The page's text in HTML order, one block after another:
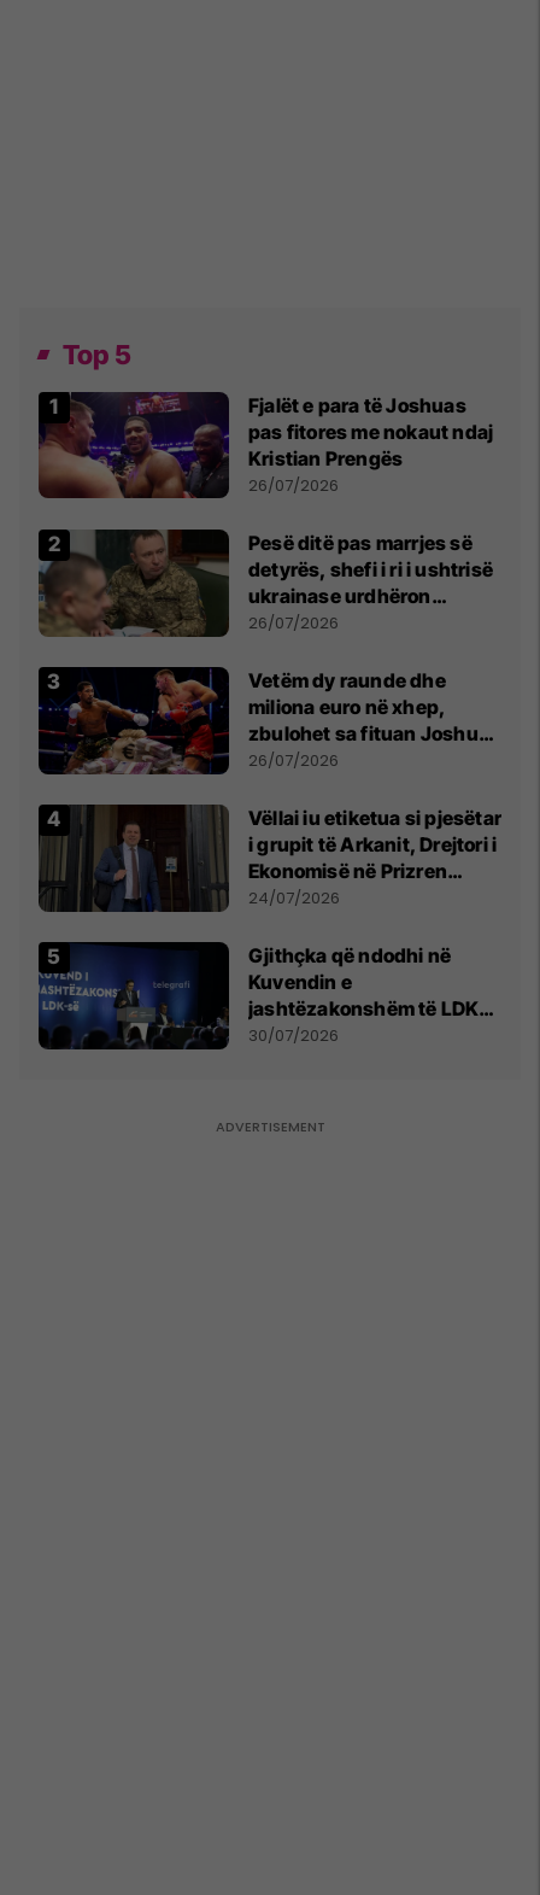
Top 5
Fjalët e para të Joshuas
pas fitores me nokaut ndaj
Kristian Prengës
26/07/2026
Pesë ditë pas marrjes së
detyrës, shefi i ri i ushtrisë
ukrainase urdhëron
kontroll të madh
26/07/2026
Vetëm dy raunde dhe
miliona euro në xhep,
zbulohet sa fituan Joshua
e Prenga
26/07/2026
Vëllai iu etiketua si pjesëtar
i grupit të Arkanit, Drejtori i
Ekonomisë në Prizren
mohon pretendimet
24/07/2026
Gjithçka që ndodhi në
Kuvendin e
jashtëzakonshëm të LDK-
së
30/07/2026